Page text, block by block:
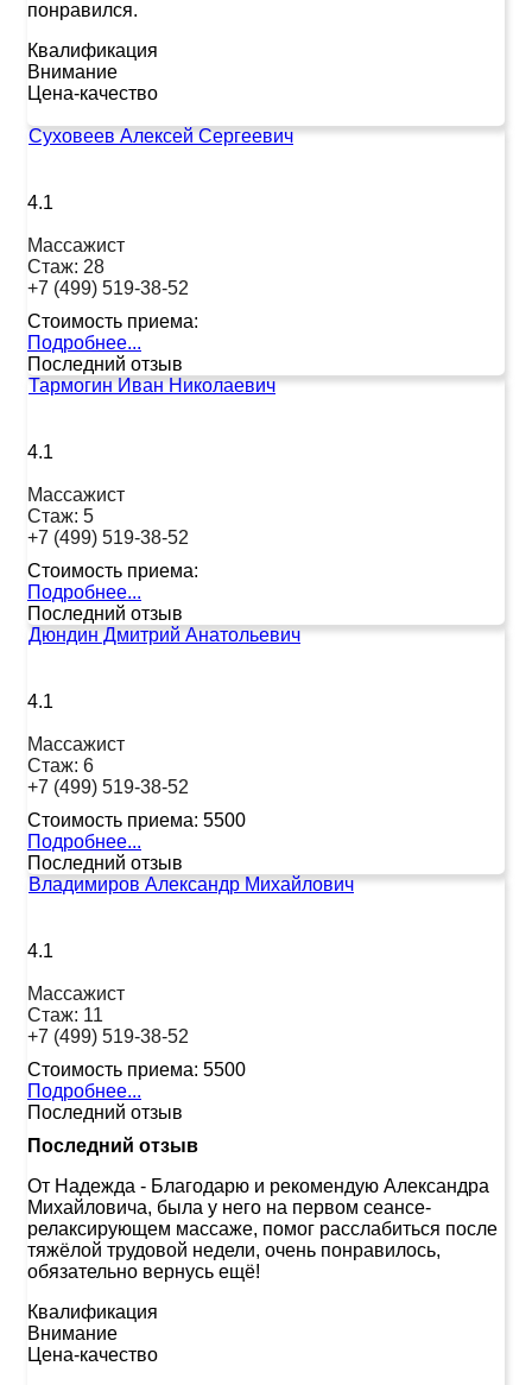
понравился.
Квалификация
Внимание
Цена-качество
Суховеев Алексей Сергеевич
4.1
Массажист
Стаж: 28
+7 (499) 519-38-52
Стоимость приема:
Подробнее...
Последний отзыв
Тармогин Иван Николаевич
4.1
Массажист
Стаж: 5
+7 (499) 519-38-52
Стоимость приема:
Подробнее...
Последний отзыв
Дюндин Дмитрий Анатольевич
4.1
Массажист
Стаж: 6
+7 (499) 519-38-52
Стоимость приема: 5500
Подробнее...
Последний отзыв
Владимиров Александр Михайлович
4.1
Массажист
Стаж: 11
+7 (499) 519-38-52
Стоимость приема: 5500
Подробнее...
Последний отзыв
Последний отзыв
От Надежда - Благодарю и рекомендую Александра
Михайловича, была у него на первом сеансе-
релаксирующем массаже, помог расслабиться после
тяжёлой трудовой недели, очень понравилось,
обязательно вернусь ещё!
Квалификация
Внимание
Цена-качество